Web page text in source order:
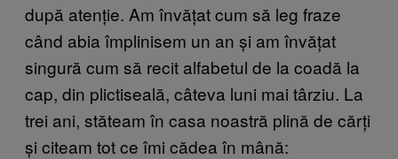
după atenție. Am învățat cum să leg fraze
când abia împlinisem un an și am învățat
singură cum să recit alfabetul de la coadă la
cap, din plictiseală, câteva luni mai târziu. La
trei ani, stăteam în casa noastră plină de cărți
și citeam tot ce îmi cădea în mână: